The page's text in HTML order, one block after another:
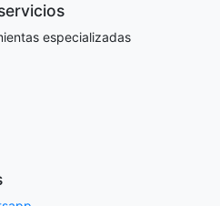
especializadas